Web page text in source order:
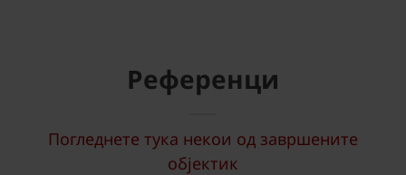
Референци
Погледнете тука некои од завршените
објектик